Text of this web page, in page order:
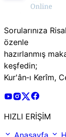
Sorularınıza
özenle
hazırlanmış
keşfedin;
Kur'ân‑ı Kerîm,
Risale Online
Risale
Risale
HIZLI ERİŞİM